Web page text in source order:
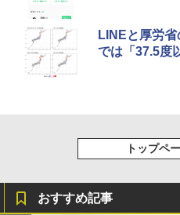
LINEと厚労
では「37.5度
トップペ
おすすめ記事